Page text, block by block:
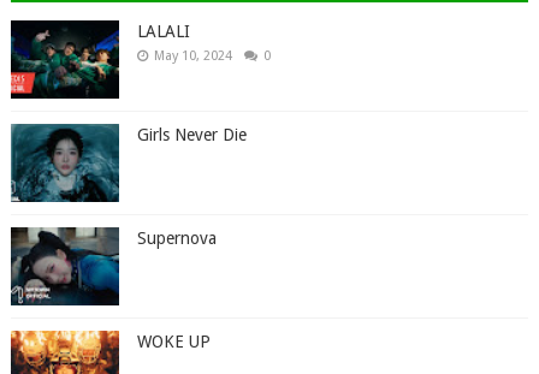
LALALI
May 10, 2024 0
Girls Never Die
Supernova
WOKE UP